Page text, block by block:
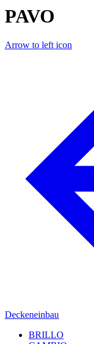
PAVO
Arrow to left icon
Deckeneinbau
BRILLO